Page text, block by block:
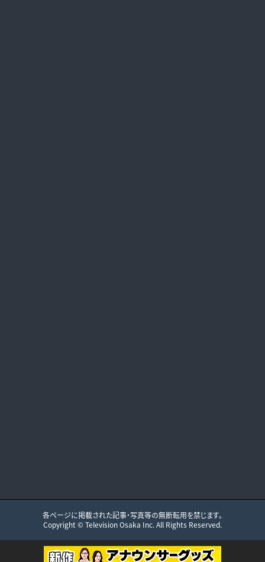
各ページに掲載された記事・写真等の無断転用を禁じます。
Copyright ©Television Osaka Inc. All Rights Reserved.